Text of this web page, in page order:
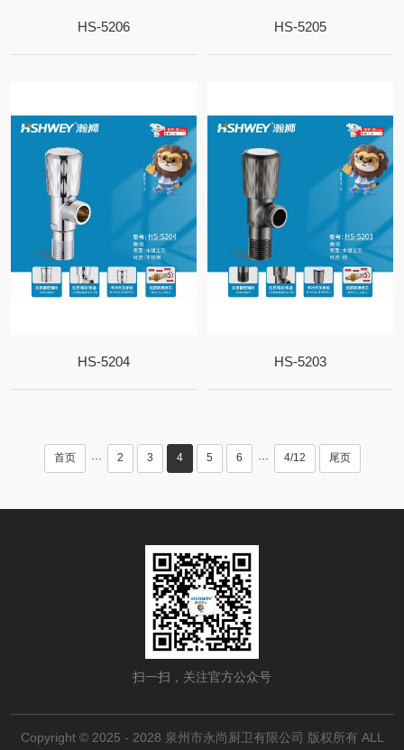
HS-5206 HS-5205
HS-5204 HS-5203
首页 ··· 2 3 4 5 6 ··· 4/12 尾页
扫一扫，关注官方公众号
Copyright © 2025 - 2028 泉州市永尚厨卫有限公司 版权所有 ALL